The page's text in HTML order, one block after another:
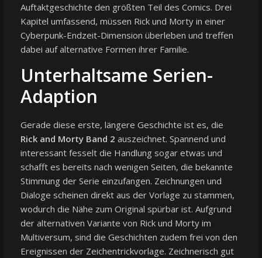
Auftaktgeschichte den größten Teil des Comics. Drei
Kapitel umfassend, müssen Rick und Morty in einer
Cyberpunk-Endzeit-Dimension überleben und treffen
dabei auf alternative Formen ihrer Familie.
Unterhaltsame Serien-
Adaption
Gerade diese erste, längere Geschichte ist es, die
Rick and Morty Band 2 auszeichnet. Spannend und
interessant fesselt die Handlung sogar etwas und
schafft es bereits nach wenigen Seiten, die bekannte
Stimmung der Serie einzufangen. Zeichnungen und
Dialoge scheinen direkt aus der Vorlage zu stammen,
wodurch die Nähe zum Original spürbar ist. Aufgrund
der alternativen Variante von Rick und Morty im
Multiversum, sind die Geschichten zudem frei von den
Ereignissen der Zeichentrickvorlage. Zeichnerisch gut